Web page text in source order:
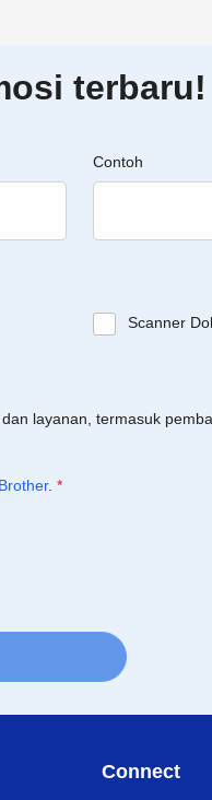
terbaru!
Contoh
Scanner
layanan, termasuk
. *
Connect